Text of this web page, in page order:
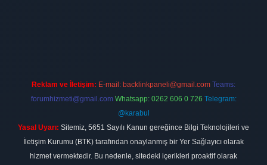
Reklam ve İletişim: E-mail: backlinkpaneli@gmail.com Teams:
forumhizmeti@gmail.com Whatsapp: 0262 606 0 726 Telegram:
@karabul
Yasal Uyarı: Sitemiz, 5651 Sayılı Kanun gereğince Bilgi Teknolojileri ve
İletişim Kurumu (BTK) tarafından onaylanmış bir Yer Sağlayıcı olarak
hizmet vermektedir. Bu nedenle, sitedeki içerikleri proaktif olarak